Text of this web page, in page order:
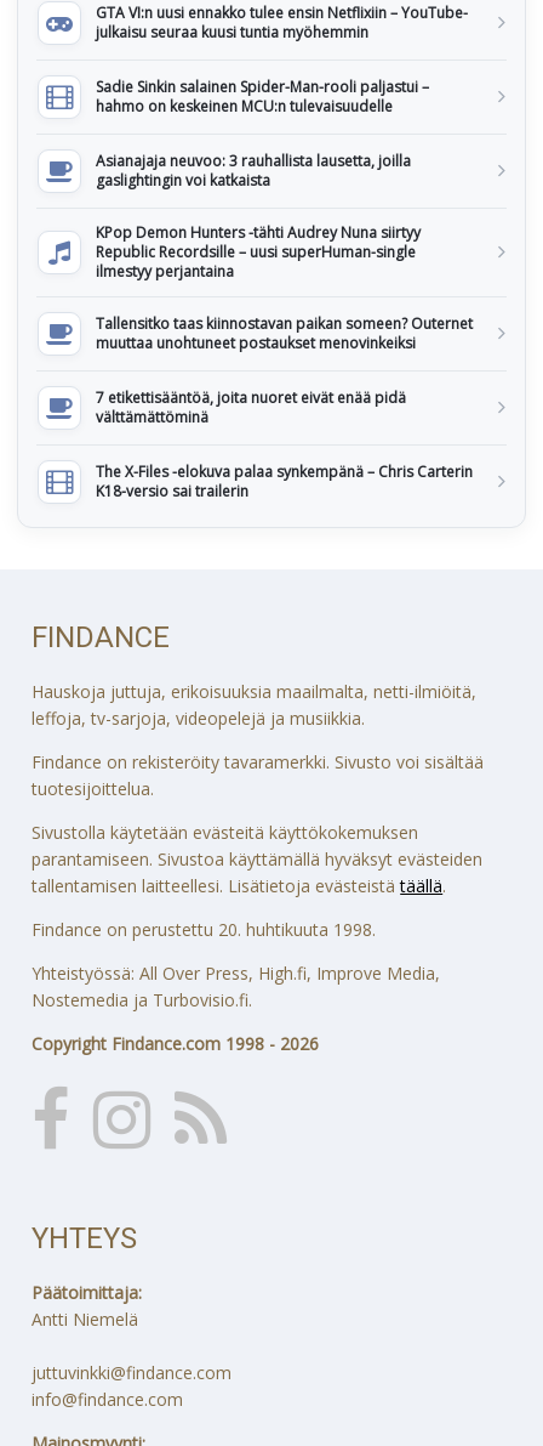
GTA VI:n uusi ennakko tulee ensin Netflixiin – YouTube-
julkaisu seuraa kuusi tuntia myöhemmin
Sadie Sinkin salainen Spider-Man-rooli paljastui –
hahmo on keskeinen MCU:n tulevaisuudelle
Asianajaja neuvoo: 3 rauhallista lausetta, joilla
gaslightingin voi katkaista
KPop Demon Hunters -tähti Audrey Nuna siirtyy
Republic Recordsille – uusi superHuman-single
ilmestyy perjantaina
Tallensitko taas kiinnostavan paikan someen? Outernet
muuttaa unohtuneet postaukset menovinkeiksi
7 etikettisääntöä, joita nuoret eivät enää pidä
välttämättöminä
The X-Files -elokuva palaa synkempänä – Chris Carterin
K18-versio sai trailerin
FINDANCE
Hauskoja juttuja, erikoisuuksia maailmalta, netti-ilmiöitä,
leffoja, tv-sarjoja, videopelejä ja musiikkia.
Findance on rekisteröity tavaramerkki. Sivusto voi sisältää
tuotesijoittelua.
Sivustolla käytetään evästeitä käyttökokemuksen
parantamiseen. Sivustoa käyttämällä hyväksyt evästeiden
tallentamisen laitteellesi. Lisätietoja evästeistätäällä.
Findance on perustettu 20. huhtikuuta 1998.
Yhteistyössä: All Over Press, High.fi, Improve Media,
Nostemedia ja Turbovisio.fi.
Copyright Findance.com 1998 - 2026
YHTEYS
Päätoimittaja:
Antti Niemelä
juttuvinkki@findance.com
info@findance.com